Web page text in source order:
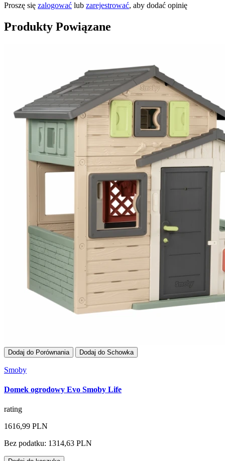
Proszę się zalogować lub zarejestrować, aby dodać opinię
Produkty Powiązane
Dodaj do Porównania Dodaj do Schowka
Smoby
Domek ogrodowy Evo Smoby Life
rating
1616,99 PLN
Bez podatku: 1314,63 PLN